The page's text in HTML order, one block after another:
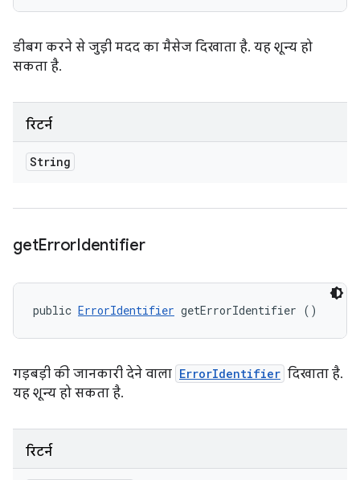
डीबग करने से जुड़ी मदद का मैसेज दिखाता है. यह शून्य हो
सकता है.
रिटर्न
String
getErrorIdentifier
public ErrorIdentifier getErrorIdentifier ()
गड़बड़ी की जानकारी देने वाला ErrorIdentifier दिखाता है.
यह शून्य हो सकता है.
रिटर्न